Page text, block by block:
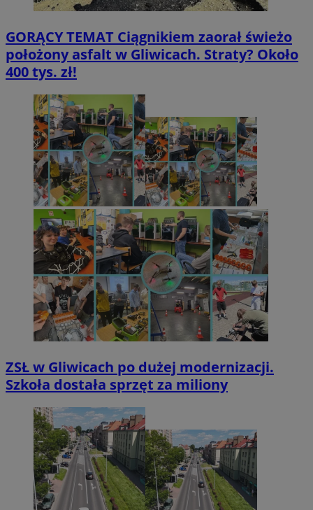
GORĄCY TEMAT Ciągnikiem zaorał świeżo
położony asfalt w Gliwicach. Straty? Około
400 tys. zł!
ZSŁ w Gliwicach po dużej modernizacji.
Szkoła dostała sprzęt za miliony